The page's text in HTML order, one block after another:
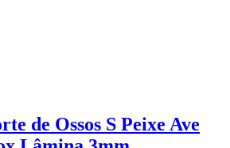
de Ossos S Peixe Ave